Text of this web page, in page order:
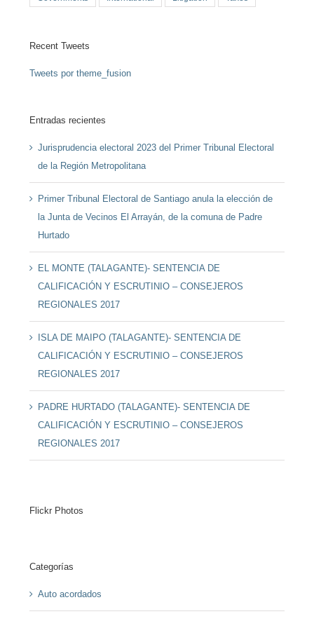
Recent Tweets
Tweets por theme_fusion
Entradas recientes
Jurisprudencia electoral 2023 del Primer Tribunal Electoral
de la Región Metropolitana
Primer Tribunal Electoral de Santiago anula la elección de
la Junta de Vecinos El Arrayán, de la comuna de Padre
Hurtado
EL MONTE (TALAGANTE)- SENTENCIA DE
CALIFICACIÓN Y ESCRUTINIO – CONSEJEROS
REGIONALES 2017
ISLA DE MAIPO (TALAGANTE)- SENTENCIA DE
CALIFICACIÓN Y ESCRUTINIO – CONSEJEROS
REGIONALES 2017
PADRE HURTADO (TALAGANTE)- SENTENCIA DE
CALIFICACIÓN Y ESCRUTINIO – CONSEJEROS
REGIONALES 2017
Flickr Photos
Categorías
Auto acordados